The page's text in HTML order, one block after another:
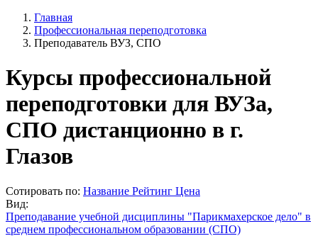
Главная
Профессиональная переподготовка
Преподаватель ВУЗ, СПО
Курсы профессиональной
переподготовки для ВУЗа,
СПО дистанционно в г.
Глазов
Сотировать по: Название Рейтинг Цена
Вид:
Преподавание учебной дисциплины "Парикмахерское дело" в
среднем профессиональном образовании (СПО)